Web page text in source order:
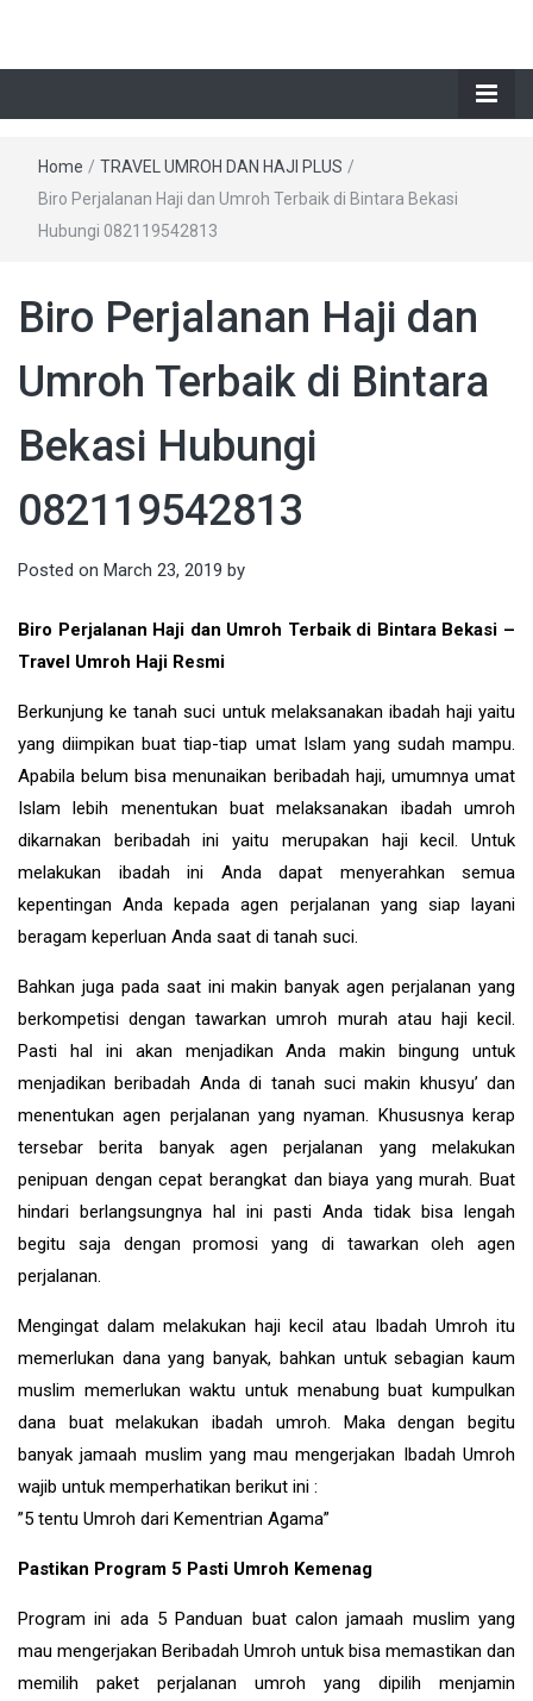
Home / TRAVEL UMROH DAN HAJI PLUS /
Biro Perjalanan Haji dan Umroh Terbaik di Bintara Bekasi
Hubungi 082119542813
Biro Perjalanan Haji dan
Umroh Terbaik di Bintara
Bekasi Hubungi
082119542813
Posted on March 23, 2019 by
Biro Perjalanan Haji dan Umroh Terbaik di Bintara Bekasi –
Travel Umroh Haji Resmi
Berkunjung ke tanah suci untuk melaksanakan ibadah haji yaitu
yang diimpikan buat tiap-tiap umat Islam yang sudah mampu.
Apabila belum bisa menunaikan beribadah haji, umumnya umat
Islam lebih menentukan buat melaksanakan ibadah umroh
dikarnakan beribadah ini yaitu merupakan haji kecil. Untuk
melakukan ibadah ini Anda dapat menyerahkan semua
kepentingan Anda kepada agen perjalanan yang siap layani
beragam keperluan Anda saat di tanah suci.
Bahkan juga pada saat ini makin banyak agen perjalanan yang
berkompetisi dengan tawarkan umroh murah atau haji kecil.
Pasti hal ini akan menjadikan Anda makin bingung untuk
menjadikan beribadah Anda di tanah suci makin khusyu’ dan
menentukan agen perjalanan yang nyaman. Khususnya kerap
tersebar berita banyak agen perjalanan yang melakukan
penipuan dengan cepat berangkat dan biaya yang murah. Buat
hindari berlangsungnya hal ini pasti Anda tidak bisa lengah
begitu saja dengan promosi yang di tawarkan oleh agen
perjalanan.
Mengingat dalam melakukan haji kecil atau Ibadah Umroh itu
memerlukan dana yang banyak, bahkan untuk sebagian kaum
muslim memerlukan waktu untuk menabung buat kumpulkan
dana buat melakukan ibadah umroh. Maka dengan begitu
banyak jamaah muslim yang mau mengerjakan Ibadah Umroh
wajib untuk memperhatikan berikut ini :
”5 tentu Umroh dari Kementrian Agama”
Pastikan Program 5 Pasti Umroh Kemenag
Program ini ada 5 Panduan buat calon jamaah muslim yang
mau mengerjakan Beribadah Umroh untuk bisa memastikan dan
memilih paket perjalanan umroh yang dipilih menjamin